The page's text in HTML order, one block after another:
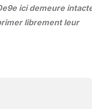
ici demeure
librement leur